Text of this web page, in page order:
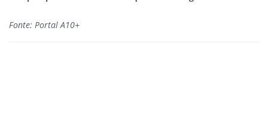
Fonte: Portal A10+